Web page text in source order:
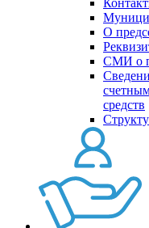
О
СМИ о
средств